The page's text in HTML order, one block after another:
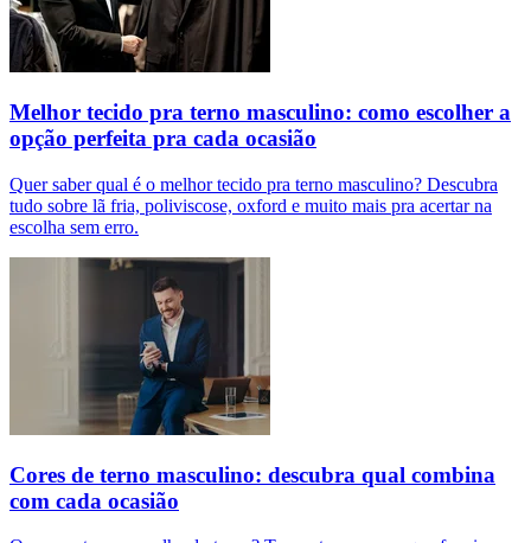
Melhor tecido pra terno masculino: como escolher a
opção perfeita pra cada ocasião
Quer saber qual é o melhor tecido pra terno masculino? Descubra
tudo sobre lã fria, poliviscose, oxford e muito mais pra acertar na
escolha sem erro.
Cores de terno masculino: descubra qual combina
com cada ocasião